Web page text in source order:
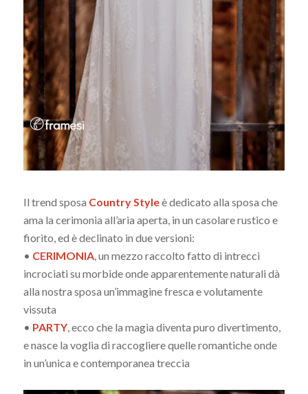
Il trend sposa Country Styleè dedicato alla sposa che
ama la cerimonia all’aria aperta, in un casolare rustico e
fiorito, ed è declinato in due versioni:
• CERIMONIA, un mezzo raccolto fatto di intrecci
incrociati su morbide onde apparentemente naturali dà
alla nostra sposa un’immagine fresca e volutamente
vissuta
• PARTY, ecco che la magia diventa puro divertimento,
e nasce la voglia di raccogliere quelle romantiche onde
in un’unica e contemporanea treccia